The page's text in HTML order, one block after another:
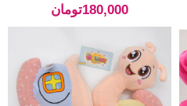
180,000تومان